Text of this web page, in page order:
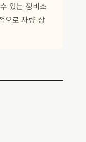
있는 정비소
으로 차량 상